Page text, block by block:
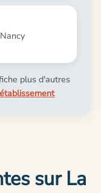
plus d'autres
sur La